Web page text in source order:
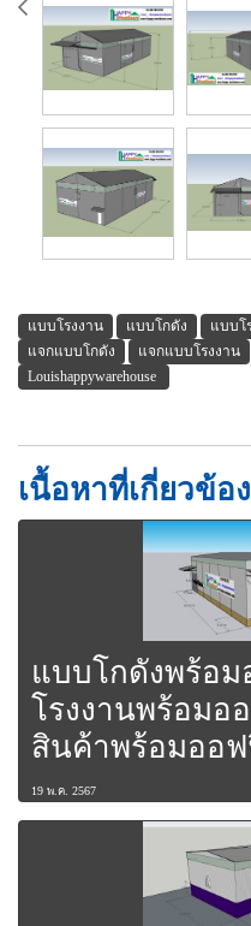
แบบโรงงาน แบบโกดัง แบบโ
แจกแบบโกดัง
แจกแบบโรงงาน
Louishappywarehouse
เนื้อหาที่เกี่ยวข้อง
แบบโกดังพร้อ
โรงงานพร้อม
สินค้าพร้อมออ
19 พ.ค. 2567